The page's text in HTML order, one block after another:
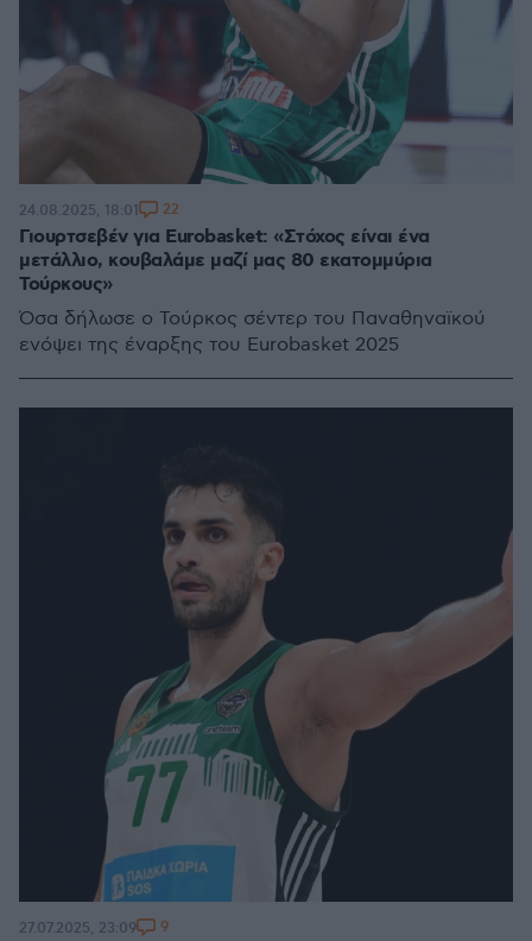
Γιουρτσεβέν για Eurobasket: «Στόχος είναι ένα
μετάλλιο, κουβαλάμε μαζί μας 80 εκατομμύρια
Τούρκους»
Όσα δήλωσε ο Τούρκος σέντερ του Παναθηναϊκού
ενόψει της έναρξης του Eurobasket 2025
24.08.2025, 18:01 22
27.07.2025, 23:09 9